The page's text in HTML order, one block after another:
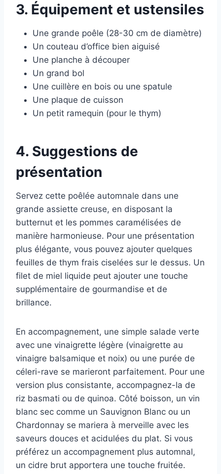
3. Équipement et ustensiles
Une grande poêle (28-30 cm de diamètre)
Un couteau d’office bien aiguisé
Une planche à découper
Un grand bol
Une cuillère en bois ou une spatule
Une plaque de cuisson
Un petit ramequin (pour le thym)
4. Suggestions de
présentation
Servez cette poêlée automnale dans une
grande assiette creuse, en disposant la
butternut et les pommes caramélisées de
manière harmonieuse. Pour une présentation
plus élégante, vous pouvez ajouter quelques
feuilles de thym frais ciselées sur le dessus. Un
filet de miel liquide peut ajouter une touche
supplémentaire de gourmandise et de
brillance.
En accompagnement, une simple salade verte
avec une vinaigrette légère (vinaigrette au
vinaigre balsamique et noix) ou une purée de
céleri-rave se marieront parfaitement. Pour une
version plus consistante, accompagnez-la de
riz basmati ou de quinoa. Côté boisson, un vin
blanc sec comme un Sauvignon Blanc ou un
Chardonnay se mariera à merveille avec les
saveurs douces et acidulées du plat. Si vous
préférez un accompagnement plus automnal,
un cidre brut apportera une touche fruitée.